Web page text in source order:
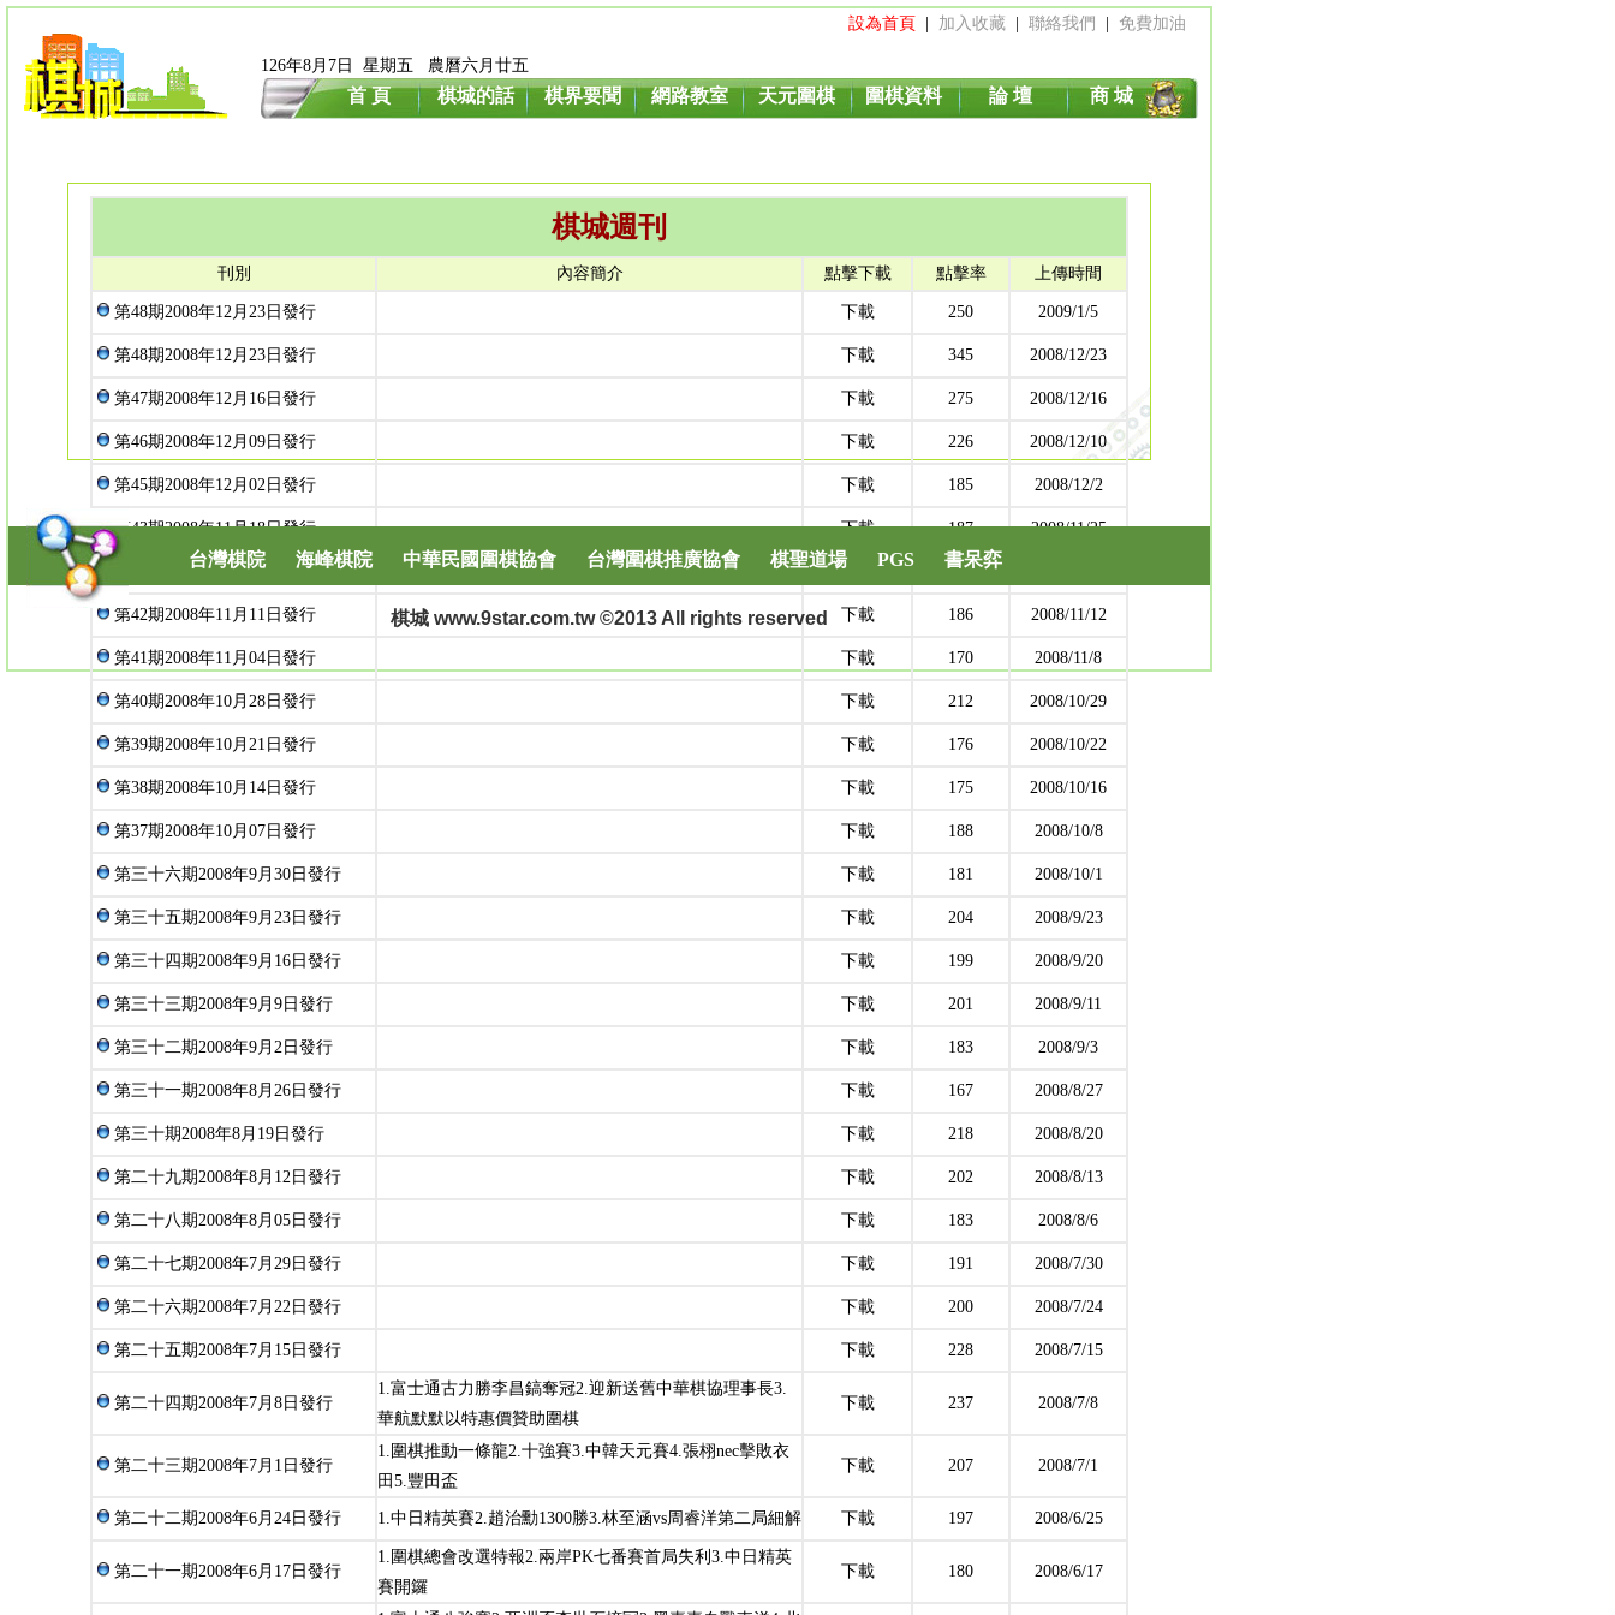
126年8月7日 星期五 農曆六月廿五
設為首頁 加入收藏 聯絡我們 免費加油
首 頁 棋城的話 棋界要聞 網路教室 天元圍棋 圍棋資料 論 壇 商 城
棋城週刊
刊別 內容簡介 點擊下載 點擊率 上傳時間
第48期2008年12月23日發行 下載 250 2009/1/5
第48期2008年12月23日發行 下載 345 2008/12/23
第47期2008年12月16日發行 下載 275 2008/12/16
第46期2008年12月09日發行 下載 226 2008/12/10
第45期2008年12月02日發行 下載 185 2008/12/2
第43期2008年11月18日發行 下載 187 2008/11/25
第44期2008年11月25日發行 下載 195
第42期2008年11月11日發行 下載 186 2008/11/12
第41期2008年11月04日發行 下載 170 2008/11/8
第40期2008年10月28日發行 下載 212 2008/10/29
第39期2008年10月21日發行 下載 176 2008/10/22
第38期2008年10月14日發行 下載 175 2008/10/16
第37期2008年10月07日發行 下載 188 2008/10/8
第三十六期2008年9月30日發行 下載 181 2008/10/1
第三十五期2008年9月23日發行 下載 204 2008/9/23
第三十四期2008年9月16日發行 下載 199 2008/9/20
第三十三期2008年9月9日發行 下載 201 2008/9/11
第三十二期2008年9月2日發行 下載 183 2008/9/3
第三十一期2008年8月26日發行 下載 167 2008/8/27
第三十期2008年8月19日發行 下載 218 2008/8/20
第二十九期2008年8月12日發行 下載 202 2008/8/13
第二十八期2008年8月05日發行 下載 183 2008/8/6
第二十七期2008年7月29日發行 下載 191 2008/7/30
第二十六期2008年7月22日發行 下載 200 2008/7/24
第二十五期2008年7月15日發行 下載 228 2008/7/15
第二十四期2008年7月8日發行
1.富士通古力勝李昌鎬奪冠2.迎新送舊中華棋協理事長3.
華航默默以特惠價贊助圍棋
下載 237 2008/7/8
第二十三期2008年7月1日發行
1.圍棋推動一條龍2.十強賽3.中韓天元賽4.張栩nec擊敗衣
田5.豐田盃
下載 207 2008/7/1
第二十二期2008年6月24日發行 1.中日精英賽2.趙治勳1300勝3.林至涵vs周睿洋第二局細解 下載 197 2008/6/25
第二十一期2008年6月17日發行
1.圍棋總會改選特報2.兩岸PK七番賽首局失利3.中日精英
賽開鑼
下載 180 2008/6/17
台灣棋院 海峰棋院 中華民國圍棋協會 台灣圍棋推廣協會 棋聖道場 PGS 書呆弈
棋城 www.9star.com.tw ©2013 All rights reserved